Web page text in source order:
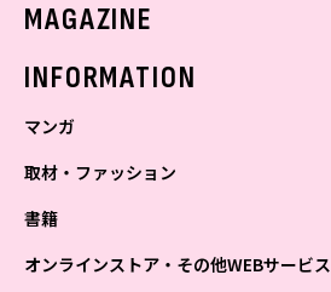
MAGAZINE
INFORMATION
マンガ
少年マンガ
Vジャンプ
青年マンガ
少女マンガ
取材・ファッション
ファッション・美容
芸能・情報・スポーツ
書籍
文芸・文庫・総合
オンラインストア・その他WEBサービス